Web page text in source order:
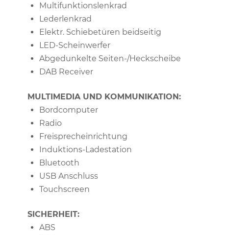
Multifunktionslenkrad
Lederlenkrad
Elektr. Schiebetüren beidseitig
LED-Scheinwerfer
Abgedunkelte Seiten-/Heckscheibe
DAB Receiver
MULTIMEDIA UND KOMMUNIKATION:
Bordcomputer
Radio
Freisprecheinrichtung
Induktions-Ladestation
Bluetooth
USB Anschluss
Touchscreen
SICHERHEIT:
ABS